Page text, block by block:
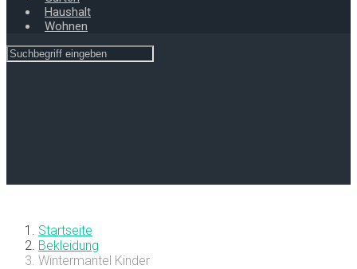
Haushalt
Wohnen
Startseite
Bekleidung
Wintermantel Kinder